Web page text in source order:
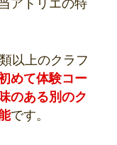
アトリエの特
以上のクラフ
めて体験コー
のある別のク
です。